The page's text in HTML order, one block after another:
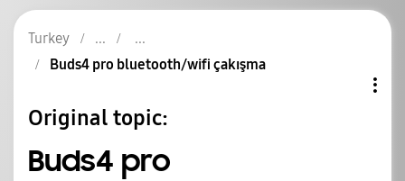
Turkey
Buds4 pro bluetooth/wifi çakışma
Original topic:
Buds4 pro